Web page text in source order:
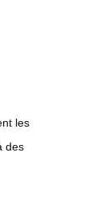
les
des